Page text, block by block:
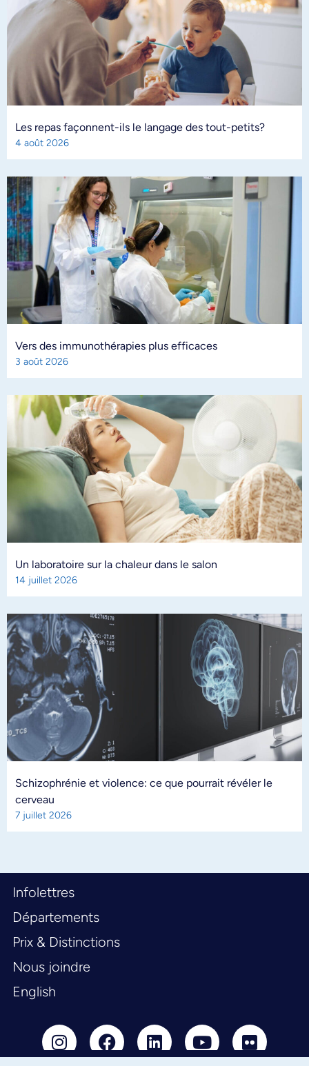
Les repas façonnent-ils le langage des tout-petits?
4 août 2026
Vers des immunothérapies plus efficaces
3 août 2026
Un laboratoire sur la chaleur dans le salon
14 juillet 2026
Schizophrénie et violence: ce que pourrait révéler le
cerveau
7 juillet 2026
Infolettres
Départements
Prix & Distinctions
Nous joindre
English